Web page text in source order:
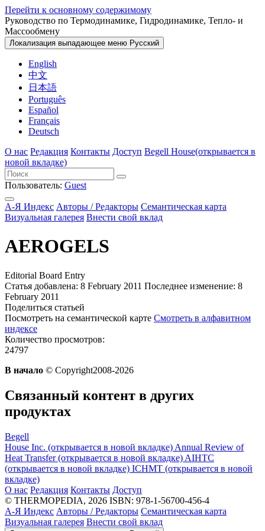
Перейти к основному содержимому
Руководство по Термодинамике, Гидродинамике, Тепло- и
Массообмену
Локализация выпадающее меню Русский
English
中文
日本語
Português
Español
Français
Deutsch
О нас Редакция Контакты Доступ Begell House(открывается в
новой вкладке)
Пользователь: Guest
А-Я Индекс Авторы / Редакторы Семантическая карта
Визуальная галерея Внести свой вклад
AEROGELS
Editorial Board Entry
Статья добавлена: 8 February 2011 Последнее изменение: 8
February 2011
Поделиться статьей
Посмотреть на семантической карте Смотреть в алфавитном
индексе
Количество просмотров:
24797
В начало © Copyright2008-2026
Связанный контент в других
продуктах
Begell
House Inc. (открывается в новой вкладке) Annual Review of
Heat Transfer (открывается в новой вкладке) AIHTC
(открывается в новой вкладке) ICHMT (открывается в новой
вкладке)
О нас Редакция Контакты Доступ
© THERMOPEDIA, 2026 ISBN: 978-1-56700-456-4
А-Я Индекс Авторы / Редакторы Семантическая карта
Визуальная галерея Внести свой вклад